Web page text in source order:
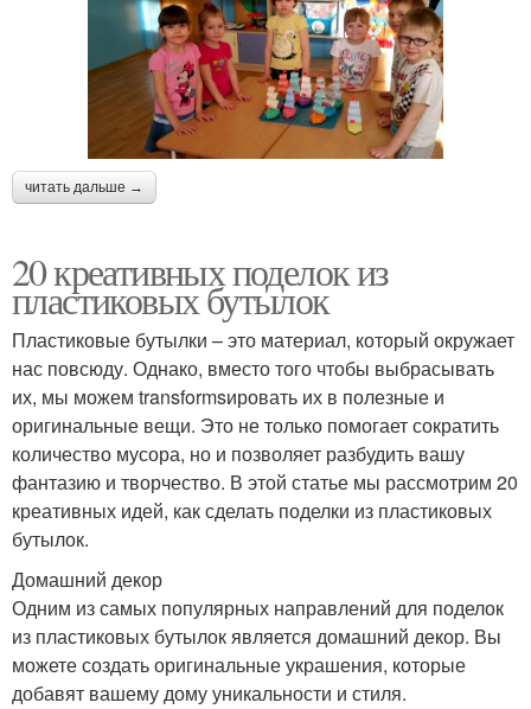
читать дальше →
20 креативных поделок из
пластиковых бутылок
Пластиковые бутылки – это материал, который окружает
нас повсюду. Однако, вместо того чтобы выбрасывать
их, мы можем transformsировать их в полезные и
оригинальные вещи. Это не только помогает сократить
количество мусора, но и позволяет разбудить вашу
фантазию и творчество. В этой статье мы рассмотрим 20
креативных идей, как сделать поделки из пластиковых
бутылок.
Домашний декор
Одним из самых популярных направлений для поделок
из пластиковых бутылок является домашний декор. Вы
можете создать оригинальные украшения, которые
добавят вашему дому уникальности и стиля.